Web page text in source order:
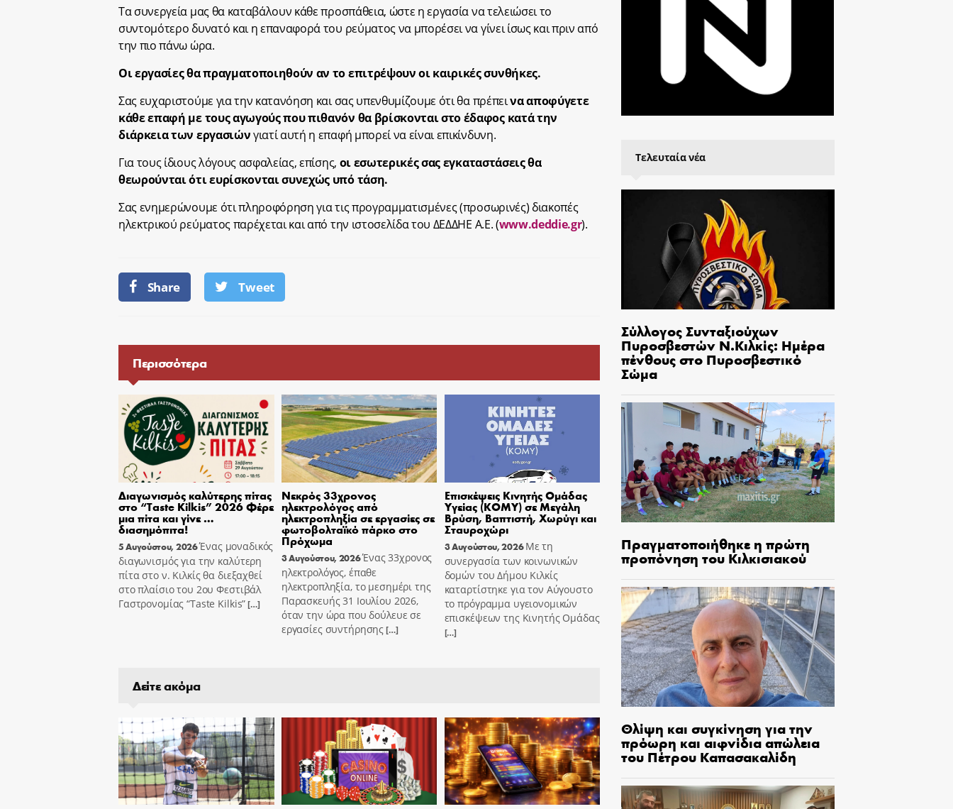
Τα συνεργεία μας θα καταβάλουν κάθε προσπάθεια, ώστε η εργασία να τελειώσει το
συντομότερο δυνατό και η επαναφορά του ρεύματος να μπορέσει να γίνει ίσως και πριν από
την πιο πάνω ώρα.
Οι εργασίες θα πραγματοποιηθούν αν το επιτρέψουν οι καιρικές συνθήκες.
Σας ευχαριστούμε για την κατανόηση και σας υπενθυμίζουμε ότι θα πρέπεινα αποφύγετε
κάθε επαφή με τους αγωγούς που πιθανόν θα βρίσκονται στο έδαφος κατά την
διάρκεια των εργασιώνγιατί αυτή η επαφή μπορεί να είναι επικίνδυνη.
Για τους ίδιους λόγους ασφαλείας, επίσης, οι εσωτερικές σας εγκαταστάσεις θα
θεωρούνται ότι ευρίσκονται συνεχώς υπό τάση.
Σας ενημερώνουμε ότι πληροφόρηση για τις προγραμματισμένες (προσωρινές) διακοπές
ηλεκτρικού ρεύματος παρέχεται και από την ιστοσελίδα του ΔΕΔΔΗΕ Α.Ε. (www.deddie.gr).
Share Tweet
Περισσότερα
Διαγωνισμός καλύτερης πίτας
στο “Taste Kilkis” 2026 Φέρε
μια πίτα και γίνε …
διασημόπιτα!
5 Αυγούστου, 2026Ένας μοναδικός
διαγωνισμός για την καλύτερη
πίτα στο ν. Κιλκίς θα διεξαχθεί
στο πλαίσιο του 2ου Φεστιβάλ
Γαστρονομίας “Taste Kilkis”[…]
Νεκρός 33χρονος
ηλεκτρολόγος από
ηλεκτροπληξία σε εργασίες σε
φωτοβολταϊκό πάρκο στο
Πρόχωμα
3 Αυγούστου, 2026Ένας 33χρονος
ηλεκτρολόγος, έπαθε
ηλεκτροπληξία, το μεσημέρι της
Παρασκευής 31 Ιουλίου 2026,
όταν την ώρα που δούλευε σε
εργασίες συντήρησης[…]
Επισκέψεις Κινητής Ομάδας
Υγείας (ΚΟΜΥ) σε Μεγάλη
Βρύση, Βαπτιστή, Χωρύγι και
Σταυροχώρι
3 Αυγούστου, 2026 Με τη
συνεργασία των κοινωνικών
δομών του Δήμου Κιλκίς
καταρτίστηκε για τον Αύγουστο
το πρόγραμμα υγειονομικών
επισκέψεων της Κινητής Ομάδας
[…]
Δείτε ακόμα
Τελευταία νέα
Σύλλογος Συνταξιούχων
Πυροσβεστών Ν.Κιλκίς: Ημέρα
πένθους στο Πυροσβεστικό
Σώμα
Πραγματοποιήθηκε η πρώτη
προπόνηση του Κιλκισιακού
Θλίψη και συγκίνηση για την
πρόωρη και αιφνίδια απώλεια
του Πέτρου Καπασακαλίδη